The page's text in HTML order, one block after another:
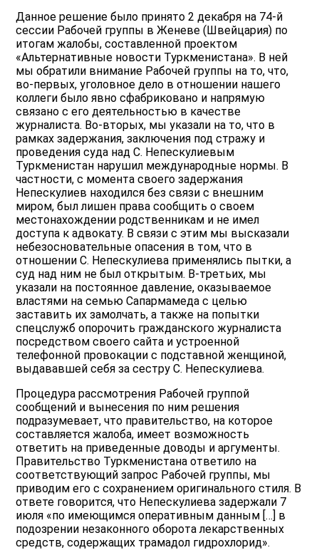
Данное решение было принято 2 декабря на 74-й
сессии Рабочей группы в Женеве (Швейцария) по
итогам жалобы, составленной проектом
«Альтернативные новости Туркменистана». В ней
мы обратили внимание Рабочей группы на то, что,
во-первых, уголовное дело в отношении нашего
коллеги было явно сфабриковано и напрямую
связано с его деятельностью в качестве
журналиста. Во-вторых, мы указали на то, что в
рамках задержания, заключения под стражу и
проведения суда над С. Непескулиевым
Туркменистан нарушил международные нормы. В
частности, с момента своего задержания
Непескулиев находился без связи с внешним
миром, был лишен права сообщить о своем
местонахождении родственникам и не имел
доступа к адвокату. В связи с этим мы высказали
небезосновательные опасения в том, что в
отношении С. Непескулиева применялись пытки, а
суд над ним не был открытым. В-третьих, мы
указали на постоянное давление, оказываемое
властями на семью Сапармамеда с целью
заставить их замолчать, а также на попытки
спецслужб опорочить гражданского журналиста
посредством своего сайта и устроенной
телефонной провокации с подставной женщиной,
выдававшей себя за сестру С. Непескулиева.
Процедура рассмотрения Рабочей группой
сообщений и вынесения по ним решения
подразумевает, что правительство, на которое
составляется жалоба, имеет возможность
ответить на приведенные доводы и аргументы.
Правительство Туркменистана ответило на
соответствующий запрос Рабочей группы, мы
приводим его с сохранением оригинального стиля. В
ответе говорится, что Непескулиева задержали 7
июля «по имеющимся оперативным данным […] в
подозрении незаконного оборота лекарственных
средств, содержащих трамадол гидрохлорид».